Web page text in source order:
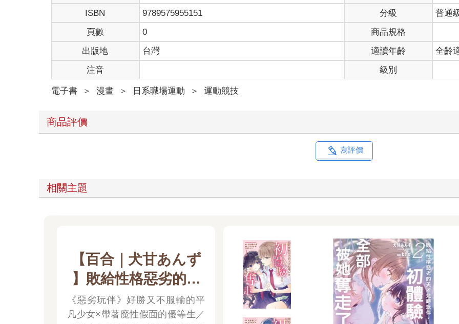
ISBN
9789575955151 分級
普通
頁數
0
商品規格
出版地
台灣 適讀年齡
全齡
注音
級別
電子書 ＞ 漫畫 ＞ 日系職場運動 ＞ 運動競技
商品評價
寫評價
相關主題
【百合｜犬甘あんず
】敗給性格惡劣的天
才兒時玩伴，初體驗
全部被她奪走了／心
《惡劣玩伴》好勝又不服輸的平
凡少女×帶著魔性假面的優等生／